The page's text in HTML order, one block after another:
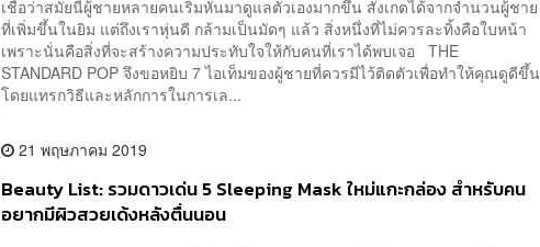
เชื่อว่าสมัยนี้ผู้ชายหลายคนเริ่มหันมาดูแลตัวเองมากขึ้น สังเกตได้จากจำนวนผู้ชาย
ที่เพิ่มขึ้นในยิม แต่ถึงเราหุ่นดี กล้ามเป็นมัดๆ แล้ว สิ่งหนึ่งที่ไม่ควรละทิ้งคือใบหน้า
เพราะนั่นคือสิ่งที่จะสร้างความประทับใจให้กับคนที่เราได้พบเจอ THE
STANDARD POP จึงขอหยิบ 7 ไอเท็มของผู้ชายที่ควรมีไว้ติดตัวเพื่อทำให้คุณดูดีขึ้น
โดยแทรกวิธีและหลักการในการเล...
21 พฤษภาคม 2019
Beauty List: รวมดาวเด่น 5 Sleeping Mask ใหม่แกะกล่อง สำหรับคน
อยากมีผิวสวยเด้งหลังตื่นนอน